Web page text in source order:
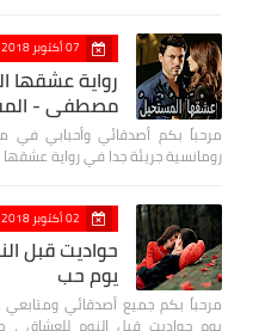
07 أكتوبر 2018
رواية عشقها
مصطفي -
رومانسية جريئة جدا في رواية
02 أكتوبر 2018
يوم حب